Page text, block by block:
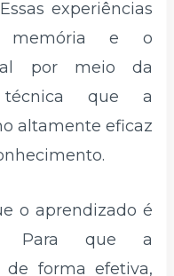
experiências
memória e o
por meio da
que a
altamente eficaz
o aprendizado é
Para que a
de forma efetiva,